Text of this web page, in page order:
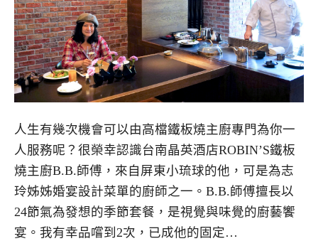
人生有幾次機會可以由高檔鐵板燒主廚專門為你一
人服務呢？很榮幸認識台南晶英酒店ROBIN’S鐵板
燒主廚B.B.師傅，來自屏東小琉球的他，可是為志
玲姊姊婚宴設計菜單的廚師之一。B.B.師傅擅長以
24節氣為發想的季節套餐，是視覺與味覺的廚藝饗
宴。我有幸品嚐到2次，已成他的固定…